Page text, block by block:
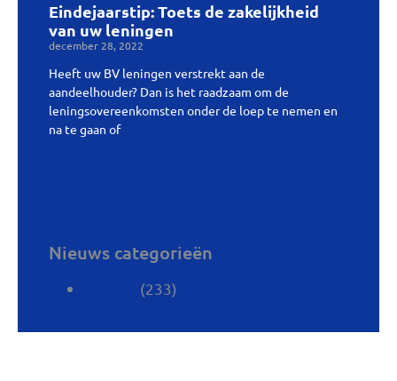
Eindejaarstip: Toets de zakelijkheid
van uw leningen
december 28, 2022
Heeft uw BV leningen verstrekt aan de
aandeelhouder? Dan is het raadzaam om de
leningsovereenkomsten onder de loep te nemen en
na te gaan of
Nieuws categorieën
(233)